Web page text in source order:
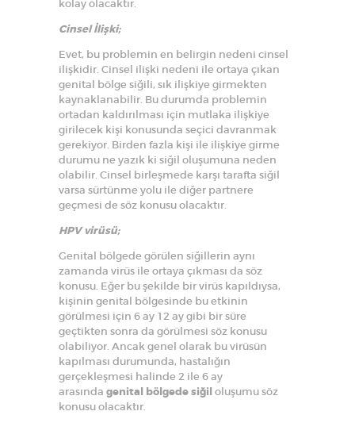
kolay olacaktır.
Cinsel İlişki;
Evet, bu problemin en belirgin nedeni cinsel
ilişkidir. Cinsel ilişki nedeni ile ortaya çıkan
genital bölge siğili, sık ilişkiye girmekten
kaynaklanabilir. Bu durumda problemin
ortadan kaldırılması için mutlaka ilişkiye
girilecek kişi konusunda seçici davranmak
gerekiyor. Birden fazla kişi ile ilişkiye girme
durumu ne yazık ki siğil oluşumuna neden
olabilir. Cinsel birleşmede karşı tarafta siğil
varsa sürtünme yolu ile diğer partnere
geçmesi de söz konusu olacaktır.
HPV virüsü;
Genital bölgede görülen siğillerin aynı
zamanda virüs ile ortaya çıkması da söz
konusu. Eğer bu şekilde bir virüs kapıldıysa,
kişinin genital bölgesinde bu etkinin
görülmesi için 6 ay 12 ay gibi bir süre
geçtikten sonra da görülmesi söz konusu
olabiliyor. Ancak genel olarak bu virüsün
kapılması durumunda, hastalığın
gerçekleşmesi halinde 2 ile 6 ay
arasında genital bölgede siğiloluşumu söz
konusu olacaktır.